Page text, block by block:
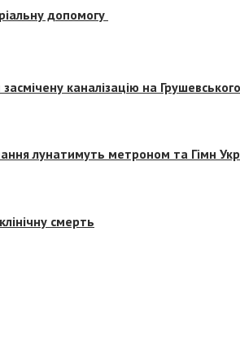
допомогу
каналізацію на Грушевського
лунатимуть метроном та Гімн
смерть